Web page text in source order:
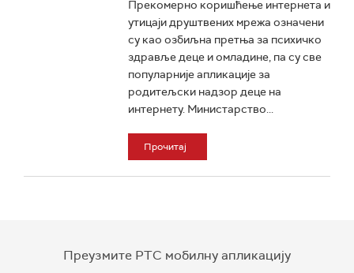
Прекомерно коришћење интернета и
утицаји друштвених мрежа означени
су као озбиљна претња за психичко
здравље деце и омладине, па су све
популарније апликације за
родитељски надзор деце на
интернету. Министарство...
Прочитај
Преузмите РТС мобилну апликацију